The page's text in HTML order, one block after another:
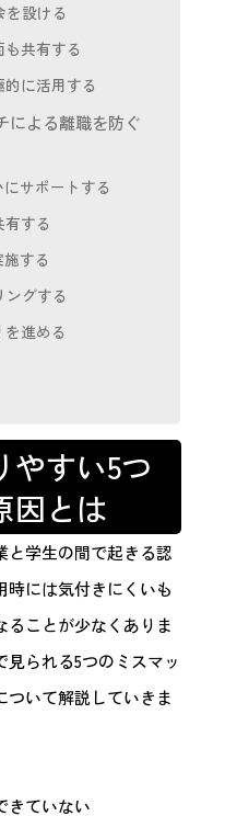
を設ける
共有する
に活用する
による離職を防ぐ
サポートする
する
する
ングする
進める
やすい5つ
因とは
と学生の間で起きる認
には気付きにくいも
ることが少なくありま
られる5つのミスマッ
ついて解説していきま
きていない